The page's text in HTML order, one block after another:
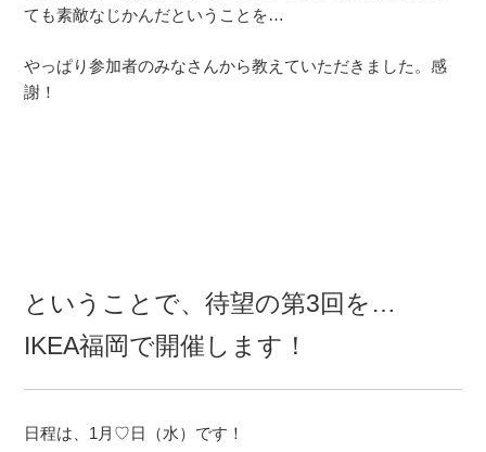
ても素敵なじかんだということを…
やっぱり参加者のみなさんから教えていただきました。感
謝！
ということで、待望の第3回を…
IKEA福岡で開催します！
日程は、1月♡日（水）です！